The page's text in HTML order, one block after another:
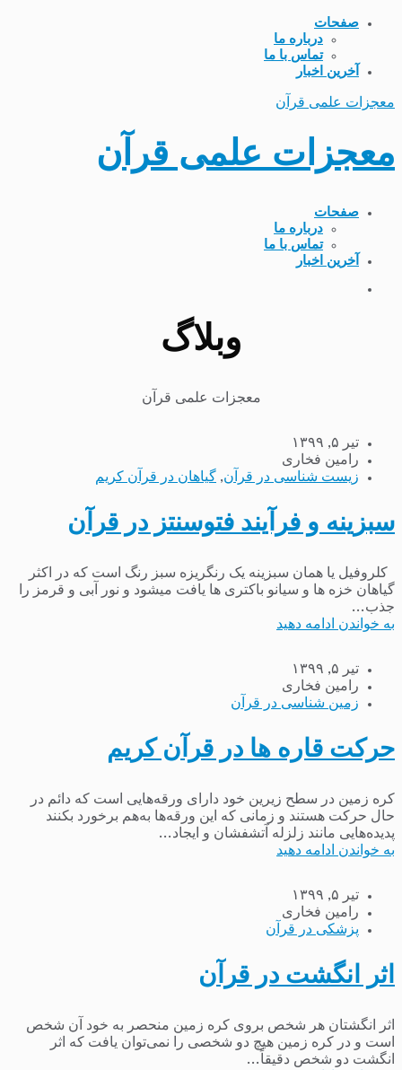
صفحات
درباره ما
تماس با ما
آخرین اخبار
معجزات علمی قرآن
معجزات علمی قرآن
صفحات
درباره ما
تماس با ما
آخرین اخبار
وبلاگ
معجزات علمی قرآن
تیر ۵, ۱۳۹۹
رامین فخاری
زیست شناسی در قرآن, گیاهان در قرآن کریم
سبزینه و فرآیند فتوسنتز در قرآن
کلروفیل یا همان سبزینه یک رنگریزه سبز رنگ است که در اکثر
گیاهان خزه ها و سیانو باکتری ها یافت میشود و نور آبی و قرمز را
جذب...
به خواندن ادامه دهید
تیر ۵, ۱۳۹۹
رامین فخاری
زمین شناسی در قرآن
حرکت قاره ها در قرآن کریم
کره زمین در سطح زیرین خود دارای ورقه‌هایی است که دائم در
حال حرکت هستند و زمانی که این ورقه‌ها به‌هم برخورد بکنند
پدیده‌هایی مانند زلزله آتشفشان و ایجاد...
به خواندن ادامه دهید
تیر ۵, ۱۳۹۹
رامین فخاری
پزشکی در قرآن
اثر انگشت در قرآن
اثر انگشتان هر شخص بروی کره زمین منحصر به خود آن شخص
است و در کره زمین هیچ دو شخصی را نمی‌توان یافت که اثر
انگشت دو شخص دقیقاً...